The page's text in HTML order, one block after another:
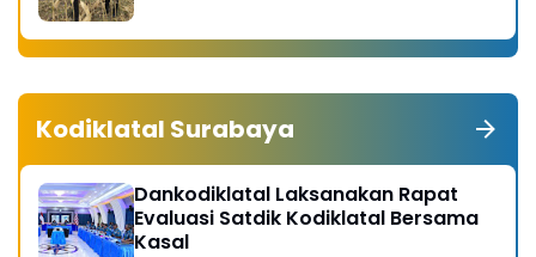
Kodiklatal Surabaya
Dankodiklatal Laksanakan Rapat
Evaluasi Satdik Kodiklatal Bersama
Kasal